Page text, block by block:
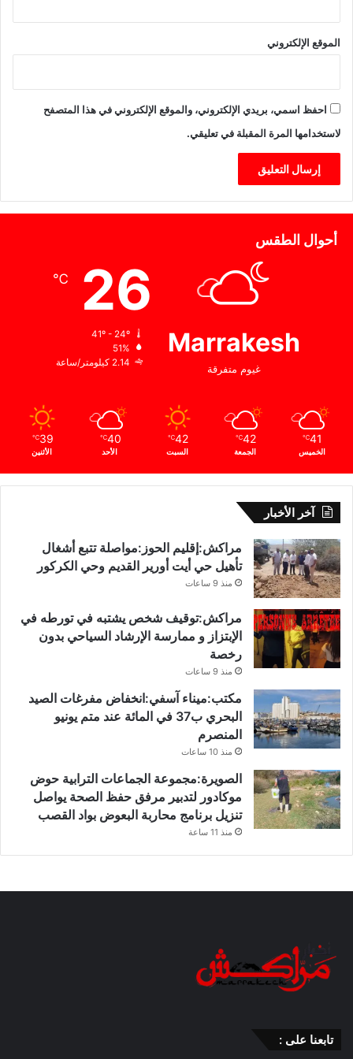
الموقع الإلكتروني
احفظ اسمي، بريدي الإلكتروني، والموقع الإلكتروني في هذا المتصفح
لاستخدامها المرة المقبلة في تعليقي.
أحوال الطقس
Marrakesh
غيوم متفرقة
26
℃
51%
2.14 كيلومتر/ساعة
41
℃
الخميس
42
℃
الجمعة
42
℃
السبت
40
℃
الأحد
39
℃
الأثنين
آخر الأخبار
مراكش:إقليم الحوز:مواصلة تتبع أشغال
تأهيل حي أيت أورير القديم وحي الكركور
منذ 9 ساعات
مراكش:توقيف شخص يشتبه في تورطه في
الإبتزاز و ممارسة الإرشاد السياحي بدون
رخصة
منذ 9 ساعات
مكتب:ميناء آسفي:انخفاض مفرغات الصيد
البحري ب37 في المائة عند متم يونيو
المنصرم
منذ 10 ساعات
الصويرة:مجموعة الجماعات الترابية حوض
موكادور لتدبير مرفق حفظ الصحة يواصل
تنزيل برنامج محاربة البعوض بواد القصب
منذ 11 ساعة
تابعنا على :